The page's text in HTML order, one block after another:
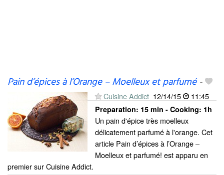
Pain d’épices à l’Orange – Moelleux et parfumé-
Cuisine Addict 12/14/15 11:45
Preparation: 15 min - Cooking: 1h
Un pain d'épice très moelleux
délicatement parfumé à l'orange. Cet
article Pain d’épices à l’Orange –
Moelleux et parfumé! est apparu en
premier sur Cuisine Addict.